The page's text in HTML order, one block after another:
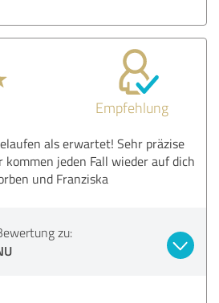
Empfehlung
als erwartet! Sehr präzise
jeden Fall wieder auf dich
und Franziska
zu: